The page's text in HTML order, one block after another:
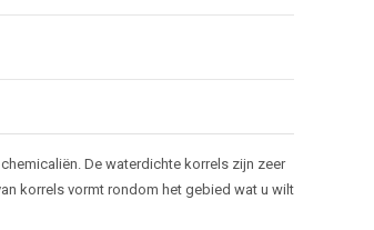
De waterdichte korrels zijn zeer
korrels vormt rondom het gebied wat u wilt